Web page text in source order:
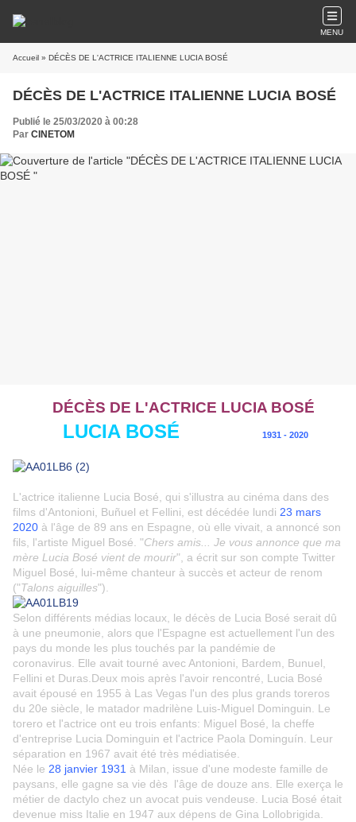
MENU
Accueil » DÉCÈS DE L'ACTRICE ITALIENNE LUCIA BOSÉ
DÉCÈS DE L'ACTRICE ITALIENNE LUCIA BOSÉ
Publié le 25/03/2020 à 00:28
Par CINETOM
DÉCÈS DE L'ACTRICE LUCIA BOSÉ
LUCIA BOSÉ 1931 - 2020
L'actrice italienne Lucia Bosé, qui s'illustra au cinéma dans des
films d'Antonioni, Buñuel et Fellini, est décédée lundi 23 mars
2020 à l'âge de 89 ans en Espagne, où elle vivait, a annoncé son
fils, l'artiste Miguel Bosé. "Chers amis... Je vous annonce que ma
mère Lucia Bosé vient de mourir", a écrit sur son compte Twitter
Miguel Bosé, lui-même chanteur à succès et acteur de renom
("Talons aiguilles").
Selon différents médias locaux, le décès de Lucia Bosé serait dû
à une pneumonie, alors que l'Espagne est actuellement l'un des
pays du monde les plus touchés par la pandémie de
coronavirus. Elle avait tourné avec Antonioni, Bardem, Bunuel,
Fellini et Duras. Deux mois après l'avoir rencontré, Lucia Bosé
avait épousé en 1955 à Las Vegas l'un des plus grands toreros
du 20e siècle, le matador madrilène Luis-Miguel Dominguin. Le
torero et l'actrice ont eu trois enfants: Miguel Bosé, la cheffe
d'entreprise Lucia Dominguin et l'actrice Paola Dominguín. Leur
séparation en 1967 avait été très médiatisée.
Née le 28 janvier 1931 à Milan, issue d'une modeste famille de
paysans, elle gagne sa vie dès l'âge de douze ans. Elle exerça le
métier de dactylo chez un avocat puis vendeuse. Lucia Bosé était
devenue miss Italie en 1947 aux dépens de Gina Lollobrigida.